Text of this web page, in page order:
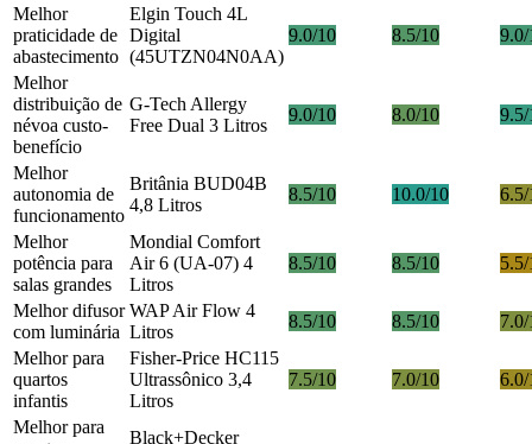
Melhor
praticidade de
abastecimento
Elgin Touch 4L
Digital
(45UTZN04N0AA)
9.0/10 8.5/10 9.0/
Melhor
distribuição de
névoa custo-
benefício
G-Tech Allergy
Free Dual 3 Litros
9.0/10 8.0/10 9.5/
Melhor
autonomia de
funcionamento
Britânia BUD04B
4,8 Litros
8.5/10 10.0/10 6.5/
Melhor
potência para
salas grandes
Mondial Comfort
Air 6 (UA-07) 4
Litros
8.5/10 8.5/10
Melhor difusor
com luminária
WAP Air Flow 4
Litros
8.5/10 8.5/10
Melhor para
quartos
infantis
Fisher-Price HC115
Ultrassônico 3,4
Litros
7.5/10 7.0/10 6.0/
Melhor para
Black+Decker